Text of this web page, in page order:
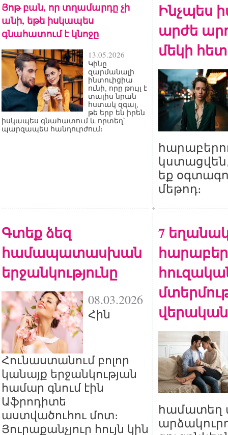
Յոթ բան, որ տղամարդը չի
անի, եթե իսկապես
գնահատում է կնոջը
13.05.2026
Կինը
զարմանալի
ինտուիցիա
ունի, որը թույլ է
տալիս նրան
հստակ զգալ,
թե երբ են իրեն
իսկապես գնահատում և որտեղ՝
պարզապես հանդուրժում։
Ինչպես
արժե
մեկի
եք
մեթոդ։
Գտեք ձեզ
համապատասխան
երջանկությունը
08.03.2026
Հին
Հունաստանում բոլոր
կանայք երջանկության
համար գնում էին
Աֆրոդիտե
աստվածուհու մոտ։
Յուրաքանչյուր հույն կին
7
համատեղ